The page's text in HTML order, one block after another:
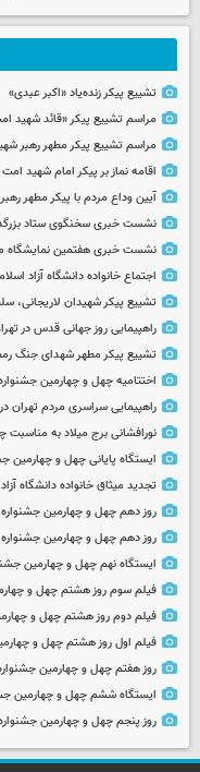
تشییع پیکر زنده‌یاد «اکبر عبدی»
مراسم تشییع پیکر «قائد شهید
مراسم تشییع پیکر مطهر رهبر
اقامه نماز بر پیکر امام شهید امت
آیین وداع مردم با پیکر مطهر
نشست خبری سخنگوی ستاد
نشست خبری هفتمین نمایشگاه
اجتماع خانواده دانشگاه آزاد
تشییع پیکر شهیدان لاریجانی،
راهپیمایی روز جهانی قدس در
تشییع پیکر مطهر شهدای جنگ
اختتامیه چهل و چهارمین
راهپیمایی سراسری مردم تهران در
نورافشانی برج میلاد به
ایستگاه پایانی چهل و چهارمین
تجدید میثاق خانواده دانشگاه
روز دهم چهل و چهارمین
روز دهم چهل و چهارمین
ایستگاه نهم چهل و چهارمین
فیلم سوم روز هشتم چهل و
فیلم دوم روز هشتم چهل و
فیلم اول روز هشتم چهل و
روز هفتم چهل و چهارمین
ایستگاه ششم چهل و چهارمین
روز پنجم چهل و چهارمین